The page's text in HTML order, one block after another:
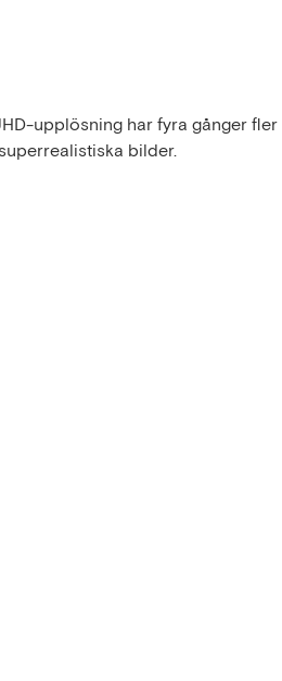
upplösning har fyra gånger fler
bilder.